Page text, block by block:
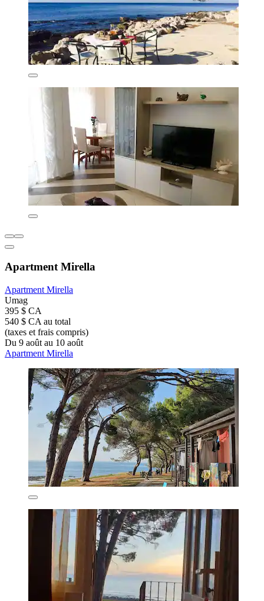
Apartment Mirella
Apartment Mirella
Umag
395 $ CA
540 $ CA au total
(taxes et frais compris)
Du 9 août au 10 août
Apartment Mirella